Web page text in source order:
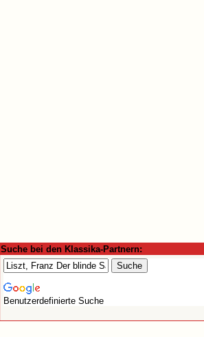
Suche bei den Klassika-Partnern:
Benutzerdefinierte Suche